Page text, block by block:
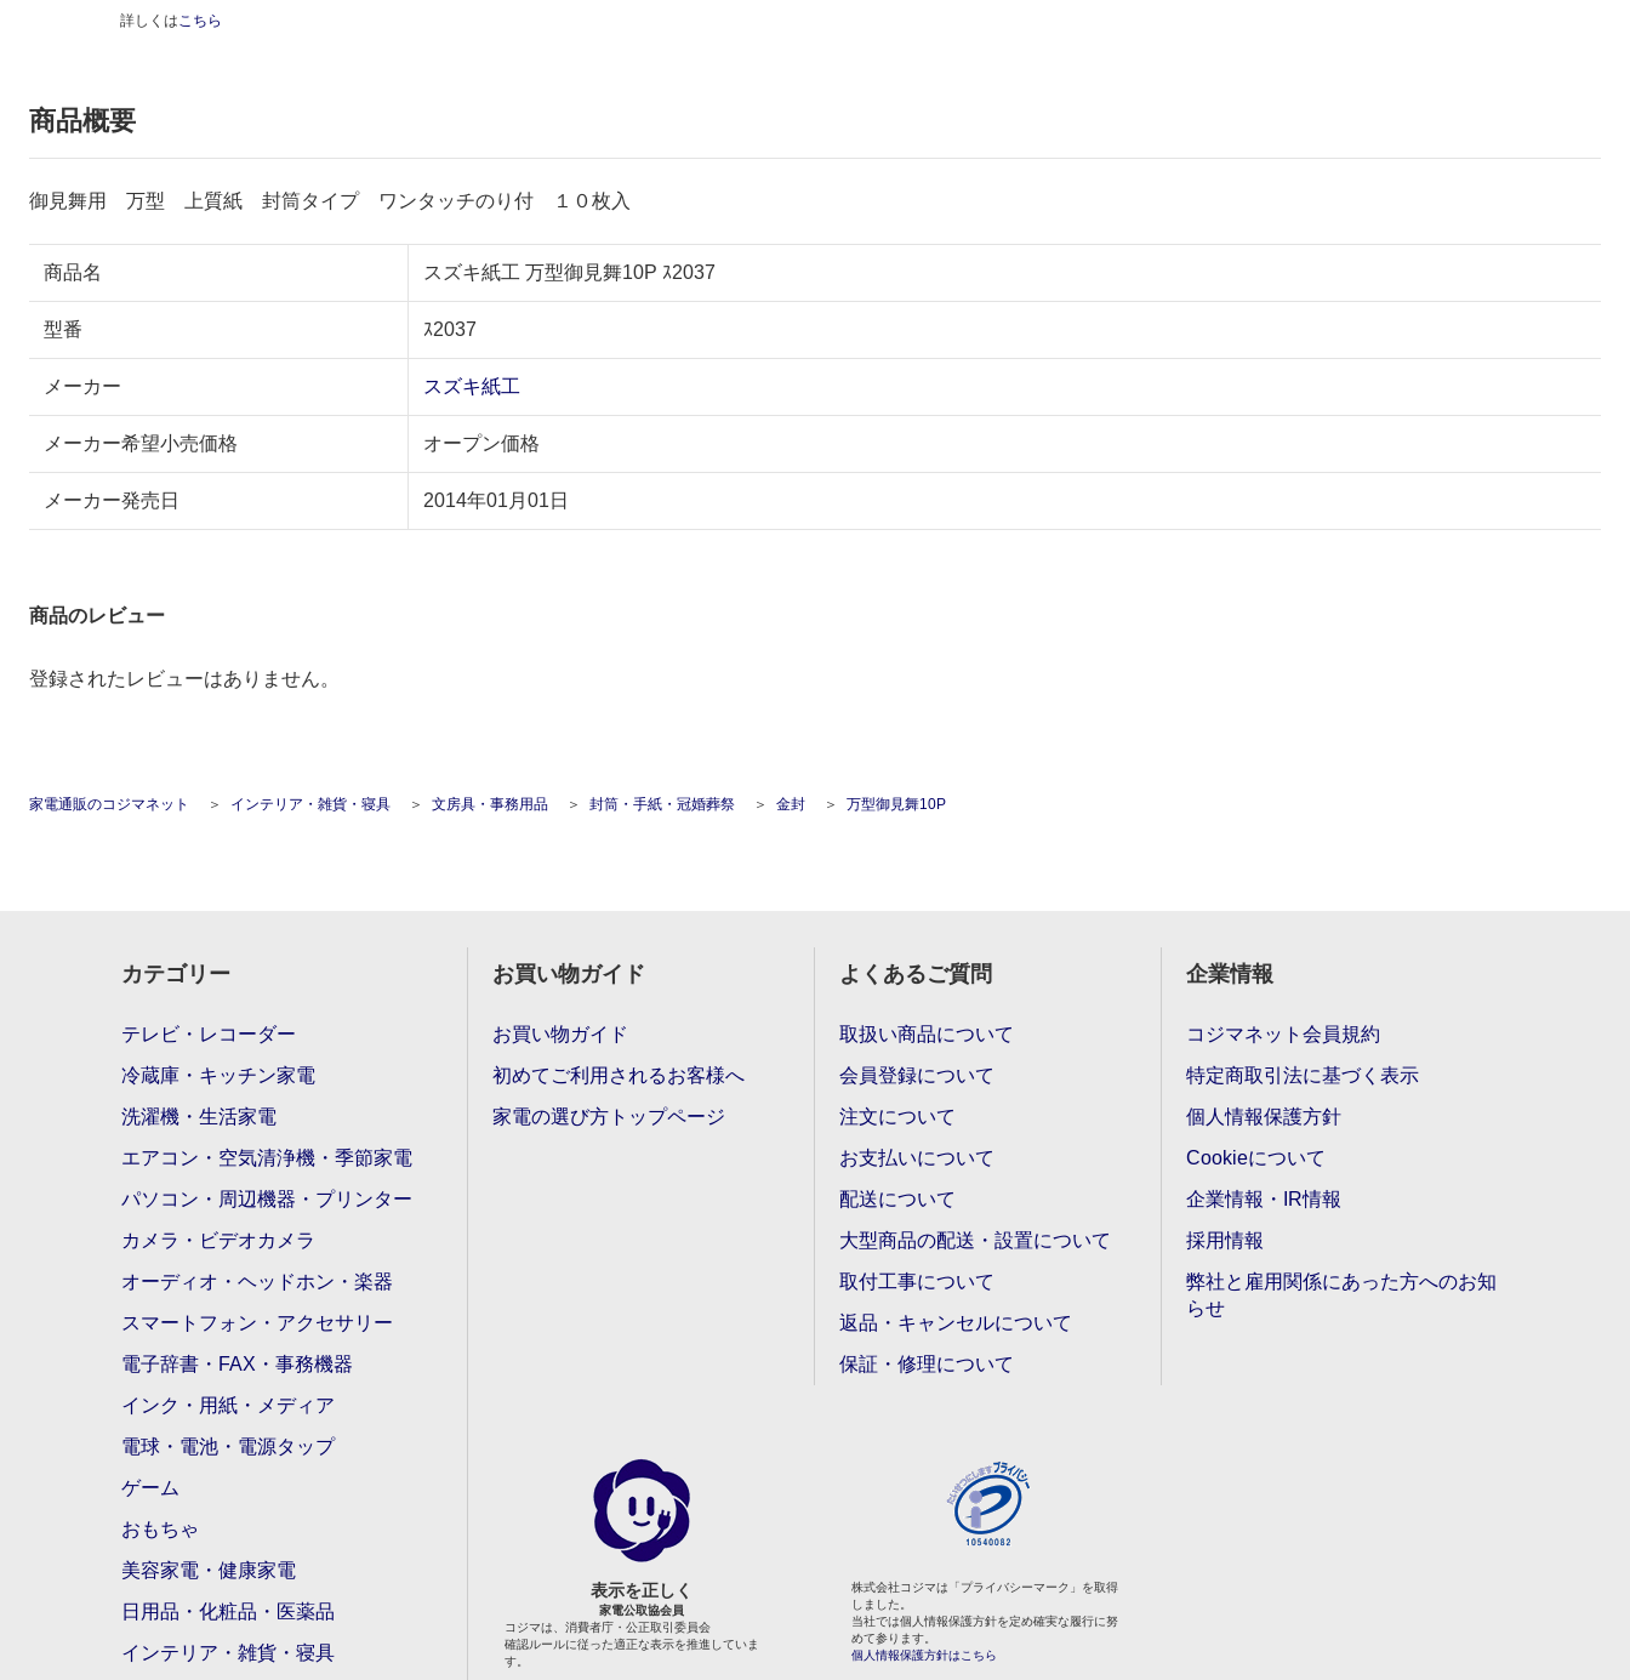
詳しくは こちら
商品概要
御見舞用 万型 上質紙 封筒タイプ ワンタッチのり付 １０枚入
商品名 スズキ紙工 万型御見舞10P ｽ2037
型番 ｽ2037
メーカー スズキ紙工
メーカー希望小売価格 オープン価格
メーカー発売日 2014年01月01日
商品のレビュー
登録されたレビューはありません。
家電通販のコジマネット インテリア・雑貨・寝具 文房具・事務用品 封筒・手紙・冠婚葬祭 金封 万型御見舞10P
カテゴリー
テレビ・レコーダー
冷蔵庫・キッチン家電
洗濯機・生活家電
エアコン・空気清浄機・季節家電
パソコン・周辺機器・プリンター
カメラ・ビデオカメラ
オーディオ・ヘッドホン・楽器
スマートフォン・アクセサリー
電子辞書・FAX・事務機器
インク・用紙・メディア
電球・電池・電源タップ
ゲーム
おもちゃ
美容家電・健康家電
日用品・化粧品・医薬品
インテリア・雑貨・寝具
お買い物ガイド
お買い物ガイド
初めてご利用されるお客様へ
家電の選び方トップページ
よくあるご質問
取扱い商品について
会員登録について
注文について
お支払いについて
配送について
大型商品の配送・設置について
取付工事について
返品・キャンセルについて
保証・修理について
企業情報
コジマネット会員規約
特定商取引法に基づく表示
個人情報保護方針
Cookieについて
企業情報・IR情報
採用情報
弊社と雇用関係にあった方へのお知
らせ
表示を正しく
家電公取協会員
コジマは、消費者庁・公正取引委員会
確認ルールに従った適正な表示を推進していま
す。
株式会社コジマは「プライバシーマーク」を取得
しました。
当社では個人情報保護方針を定め確実な履行に努
めて参ります。
個人情報保護方針はこちら